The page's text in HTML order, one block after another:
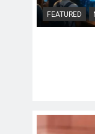
FEATURED